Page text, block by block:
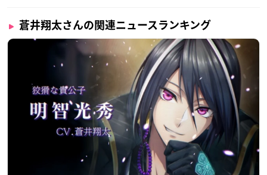
蒼井翔太さんの関連ニュースランキング